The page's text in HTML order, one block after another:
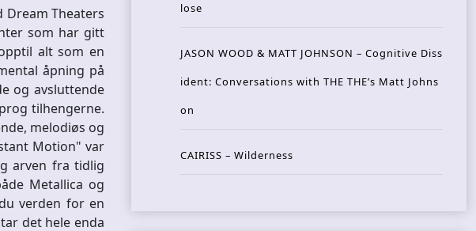
Dream Theaters
som har gitt
alt som en
åpning på
og avsluttende
tilhengerne.
melodiøs og
Motion" var
arven fra tidlig
Metallica og
verden for en
det hele enda
lose
JASON WOOD & MATT JOHNSON – Cognitive Diss
ident: Conversations with THE THE’s Matt Johns
on
CAIRISS – Wilderness